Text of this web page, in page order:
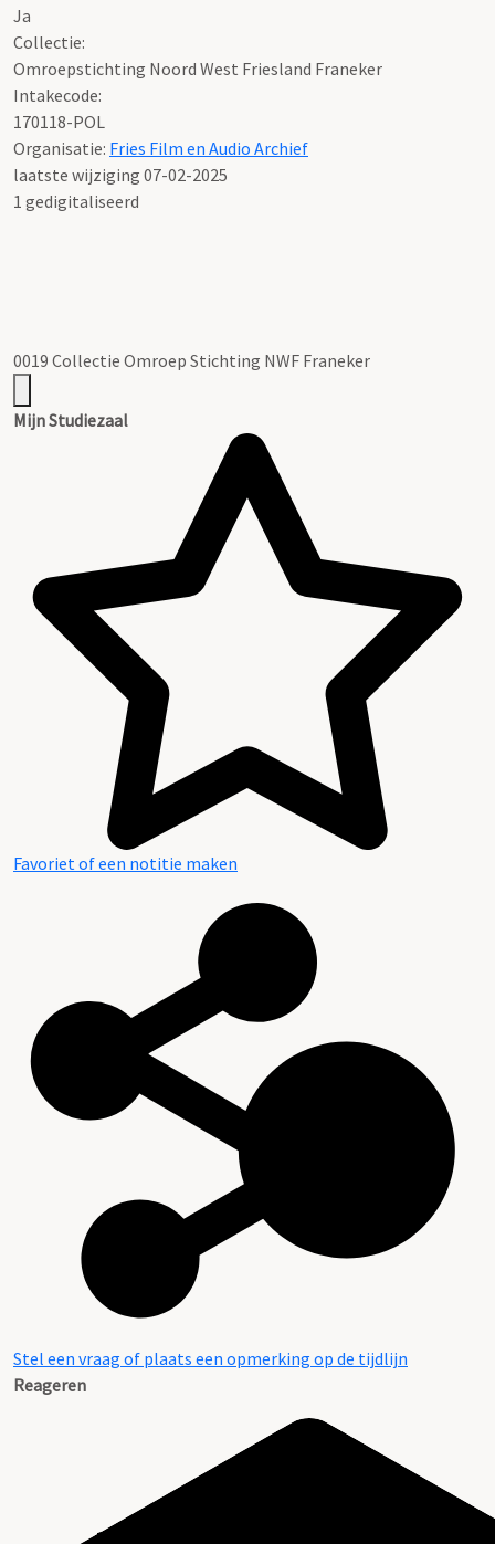
Ja
Collectie:
Omroepstichting Noord West Friesland Franeker
Intakecode:
170118-POL
Organisatie: Fries Film en Audio Archief
laatste wijziging 07-02-2025
1 gedigitaliseerd
0019 Collectie Omroep Stichting NWF Franeker
Mijn Studiezaal
Favoriet of een notitie maken
Stel een vraag of plaats een opmerking op de tijdlijn
Reageren